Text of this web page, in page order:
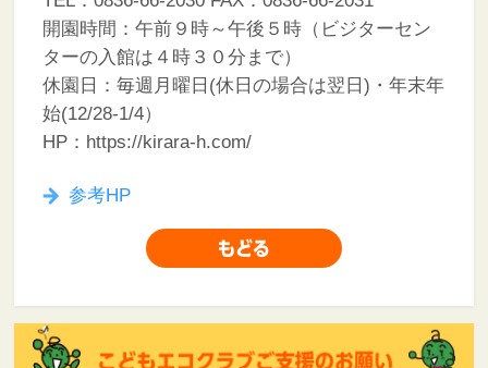
開園時間：午前９時～午後５時（ビジターセン
ターの入館は４時３０分まで）
休園日：毎週月曜日(休日の場合は翌日)・年末年
始(12/28-1/4）
HP：https://kirara-h.com/
参考HP